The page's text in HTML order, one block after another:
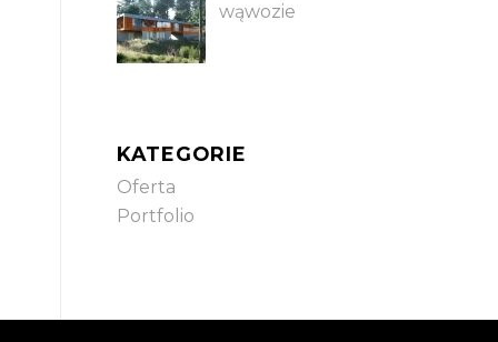
wąwozie
KATEGORIE
Oferta
Portfolio